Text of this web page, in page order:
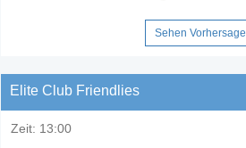
Sehen Vorhersage
Elite Club Friendlies
Zeit: 13:00